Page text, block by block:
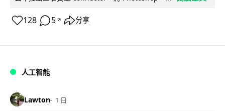
128 5 ↗ 分享
人工智能
Lawton 1 日